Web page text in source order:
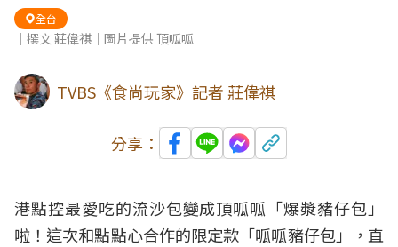
全台
｜撰文 莊偉祺｜圖片提供 頂呱呱
TVBS《食尚玩家》記者 莊偉祺
分享：
港點控最愛吃的流沙包變成頂呱呱 「爆漿豬仔包」
啦！這次和點點心合作的限定款「呱呱豬仔包」，直